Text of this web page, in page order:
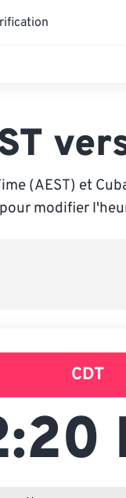
(AEST) et
modifier
CDT